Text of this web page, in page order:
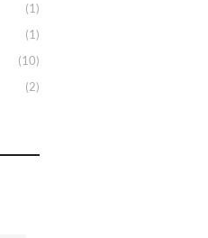
(1)
(1)
(10)
(2)